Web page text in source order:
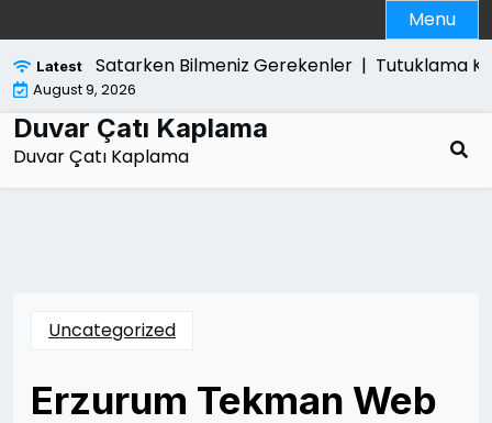
to
content
Menu
Latest
Slim Satarken Bilmeniz Gerekenler |Tutuklama Karari
August 9, 2026
Duvar Çatı Kaplama
Duvar Çatı Kaplama
Uncategorized
Erzurum Tekman Web